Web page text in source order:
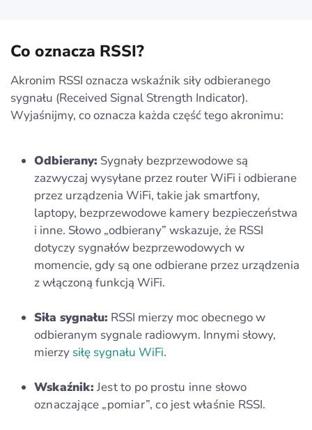
Co oznacza RSSI?
Akronim RSSI oznacza wskaźnik siły odbieranego
sygnału (Received Signal Strength Indicator).
Wyjaśnijmy, co oznacza każda część tego akronimu:
Odbierany: Sygnały bezprzewodowe są
zazwyczaj wysyłane przez router WiFi i odbierane
przez urządzenia WiFi, takie jak smartfony,
laptopy, bezprzewodowe kamery bezpieczeństwa
i inne. Słowo „odbierany” wskazuje, że RSSI
dotyczy sygnałów bezprzewodowych w
momencie, gdy są one odbierane przez urządzenia
z włączoną funkcją WiFi.
Siła sygnału: RSSI mierzy moc obecnego w
odbieranym sygnale radiowym. Innymi słowy,
mierzy siłę sygnału WiFi.
Wskaźnik: Jest to po prostu inne słowo
oznaczające „pomiar”, co jest właśnie RSSI.